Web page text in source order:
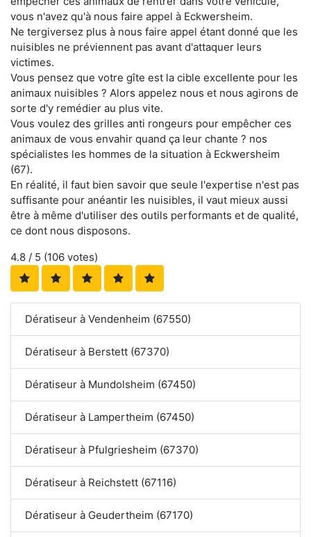
vous n'avez qu'à nous faire appel à Eckwersheim.
Ne tergiversez plus à nous faire appel étant donné que les
nuisibles ne préviennent pas avant d'attaquer leurs
victimes.
Vous pensez que votre gîte est la cible excellente pour les
animaux nuisibles ? Alors appelez nous et nous agirons de
sorte d'y remédier au plus vite.
Vous voulez des grilles anti rongeurs pour empêcher ces
animaux de vous envahir quand ça leur chante ? nos
spécialistes les hommes de la situation à Eckwersheim
(67).
En réalité, il faut bien savoir que seule l'expertise n'est pas
suffisante pour anéantir les nuisibles, il vaut mieux aussi
être à même d'utiliser des outils performants et de qualité,
ce dont nous disposons.
4.8 / 5 (106 votes)
Dératiseur à Vendenheim (67550)
Dératiseur à Berstett (67370)
Dératiseur à Mundolsheim (67450)
Dératiseur à Lampertheim (67450)
Dératiseur à Pfulgriesheim (67370)
Dératiseur à Reichstett (67116)
Dératiseur à Geudertheim (67170)